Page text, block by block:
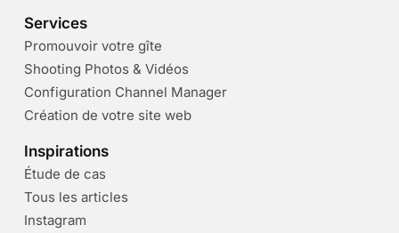
Services
Promouvoir votre gîte
Shooting Photos & Vidéos
Configuration Channel Manager
Création de votre site web
Inspirations
Étude de cas
Tous les articles
Instagram